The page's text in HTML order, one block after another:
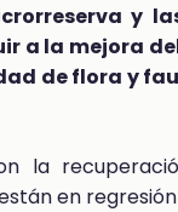
y
a la mejora
de flora y
la
en